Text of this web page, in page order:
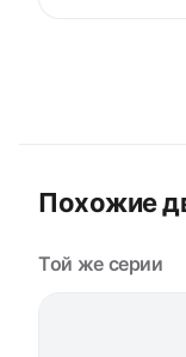
Похожие
Той же серии